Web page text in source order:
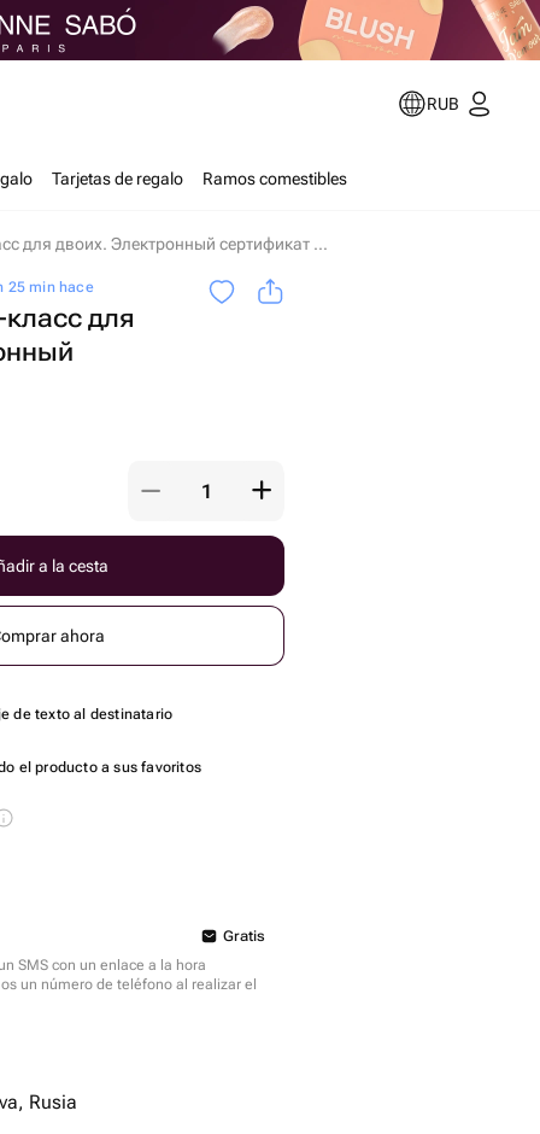
RUB
Tarjetas de regalo Ramos comestibles
Любой мастер-класс для двоих. Электронный сертификат en Moscú
25 min hace
для
a la cesta
ahora
de texto al destinatario
el producto a sus favoritos
Gratis
SMS con un enlace a la hora
un número de teléfono al realizar el
Rusia